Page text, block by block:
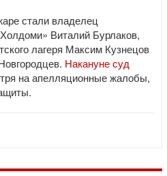
стали владелец
Виталий Бурлаков,
лагеря Максим Кузнецов
Накануне суд
на апелляционные жалобы,